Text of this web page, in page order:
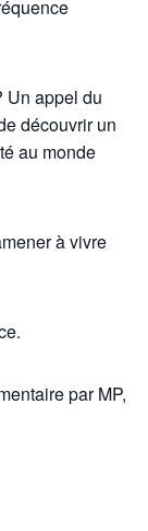
Un appel du
découvrir un
au monde
à vivre
par MP,